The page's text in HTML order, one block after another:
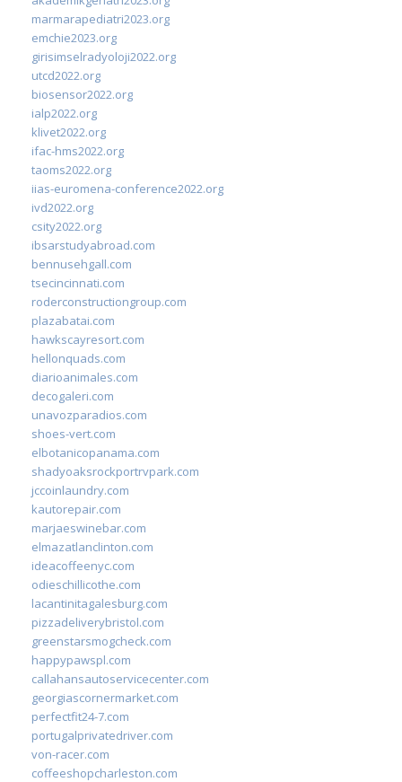
marmarapediatri2023.org
emchie2023.org
girisimselradyoloji2022.org
utcd2022.org
biosensor2022.org
ialp2022.org
klivet2022.org
ifac-hms2022.org
taoms2022.org
iias-euromena-conference2022.org
ivd2022.org
csity2022.org
ibsarstudyabroad.com
bennusehgall.com
tsecincinnati.com
roderconstructiongroup.com
plazabatai.com
hawkscayresort.com
hellonquads.com
diarioanimales.com
decogaleri.com
unavozparadios.com
shoes-vert.com
elbotanicopanama.com
shadyoaksrockportrvpark.com
jccoinlaundry.com
kautorepair.com
marjaeswinebar.com
elmazatlanclinton.com
ideacoffeenyc.com
odieschillicothe.com
lacantinitagalesburg.com
pizzadeliverybristol.com
greenstarsmogcheck.com
happypawspl.com
callahansautoservicecenter.com
georgiascornermarket.com
perfectfit24-7.com
portugalprivatedriver.com
von-racer.com
coffeeshopcharleston.com